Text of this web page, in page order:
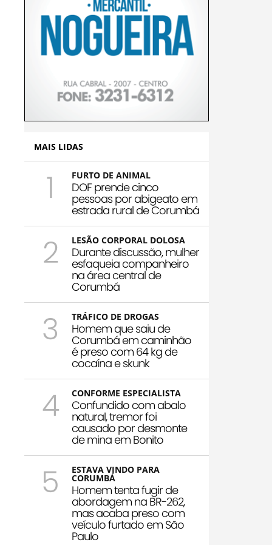
MAIS LIDAS
1 FURTO DE ANIMAL
DOF prende cinco
pessoas por abigeato em
estrada rural de Corumbá
2 LESÃO CORPORAL DOLOSA
Durante discussão, mulher
esfaqueia companheiro
na área central de
Corumbá
3 TRÁFICO DE DROGAS
Homem que saiu de
Corumbá em caminhão
é preso com 64 kg de
cocaína e skunk
4 CONFORME ESPECIALISTA
Confundido com abalo
natural, tremor foi
causado por desmonte
de mina em Bonito
5 ESTAVA VINDO PARA
CORUMBÁ
Homem tenta fugir de
abordagem na BR-262,
mas acaba preso com
veículo furtado em São
Paulo